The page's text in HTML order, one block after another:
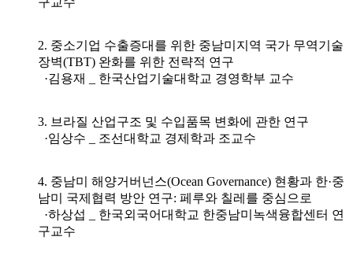
2. 중소기업 수출증대를 위한 중남미지역 국가 무역기술
장벽(TBT) 완화를 위한 전략적 연구
·김용재 _ 한국산업기술대학교 경영학부 교수
3. 브라질 산업구조 및 수입품목 변화에 관한 연구
·임상수 _ 조선대학교 경제학과 조교수
4. 중남미 해양거버넌스(Ocean Governance) 현황과 한·중
남미 국제협력 방안 연구: 페루와 칠레를 중심으로
·하상섭 _ 한국외국어대학교 한중남미녹색융합센터 연
구교수